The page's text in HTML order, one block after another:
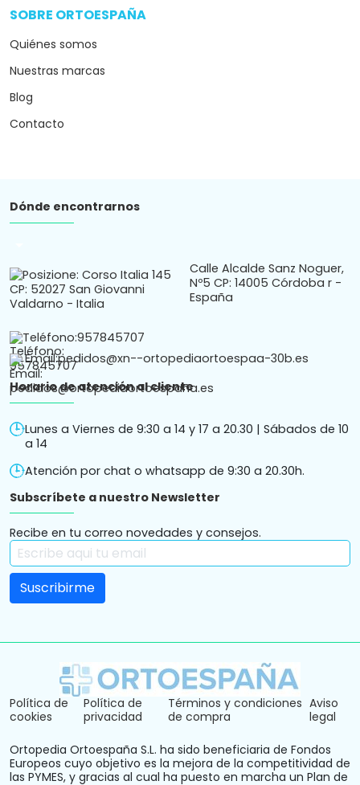
SOBRE ORTOESPAÑA
Quiénes somos
Nuestras marcas
Blog
Contacto
Dónde encontrarnos
Calle Alcalde Sanz Noguer,
Nº5 CP: 14005 Córdoba r -
España
Teléfono:957845707
Email:pedidos@xn--ortopediaortoespaa-30b.es
Horario de atención al cliente
Lunes a Viernes de 9:30 a 14 y 17 a 20.30 | Sábados de 10
a 14
Atención por chat o whatsapp de 9:30 a 20.30h.
Subscríbete a nuestro Newsletter
Recibe en tu correo novedades y consejos.
Política de
cookies
Política de
privacidad
Términos y condiciones
de compra
Aviso
legal
Ortopedia Ortoespaña S.L. ha sido beneficiaria de Fondos
Europeos cuyo objetivo es la mejora de la competitividad de
las PYMES, y gracias al cual ha puesto en marcha un Plan de